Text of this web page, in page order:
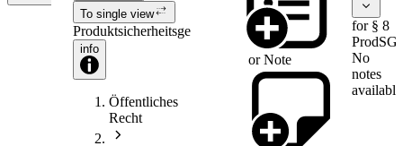
To single view
Produktsicherheitsgesetz
info
Öffentliches
Recht
orNote
for § 8
ProdSG
No
notes